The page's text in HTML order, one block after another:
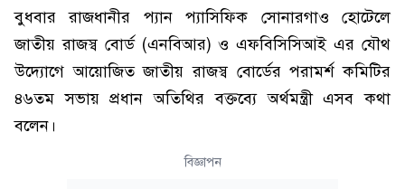
বুধবার রাজধানীর প্যান প্যাসিফিক সোনারগাও হোটেলে
জাতীয় রাজস্ব বোর্ড (এনবিআর) ও এফবিসিসিআই এর যৌথ
উদ্যোগে আয়োজিত জাতীয় রাজস্ব বোর্ডের পরামর্শ কমিটির
৪৬তম সভায় প্রধান অতিথির বক্তব্যে অর্থমন্ত্রী এসব কথা
বলেন।
বিজ্ঞাপন